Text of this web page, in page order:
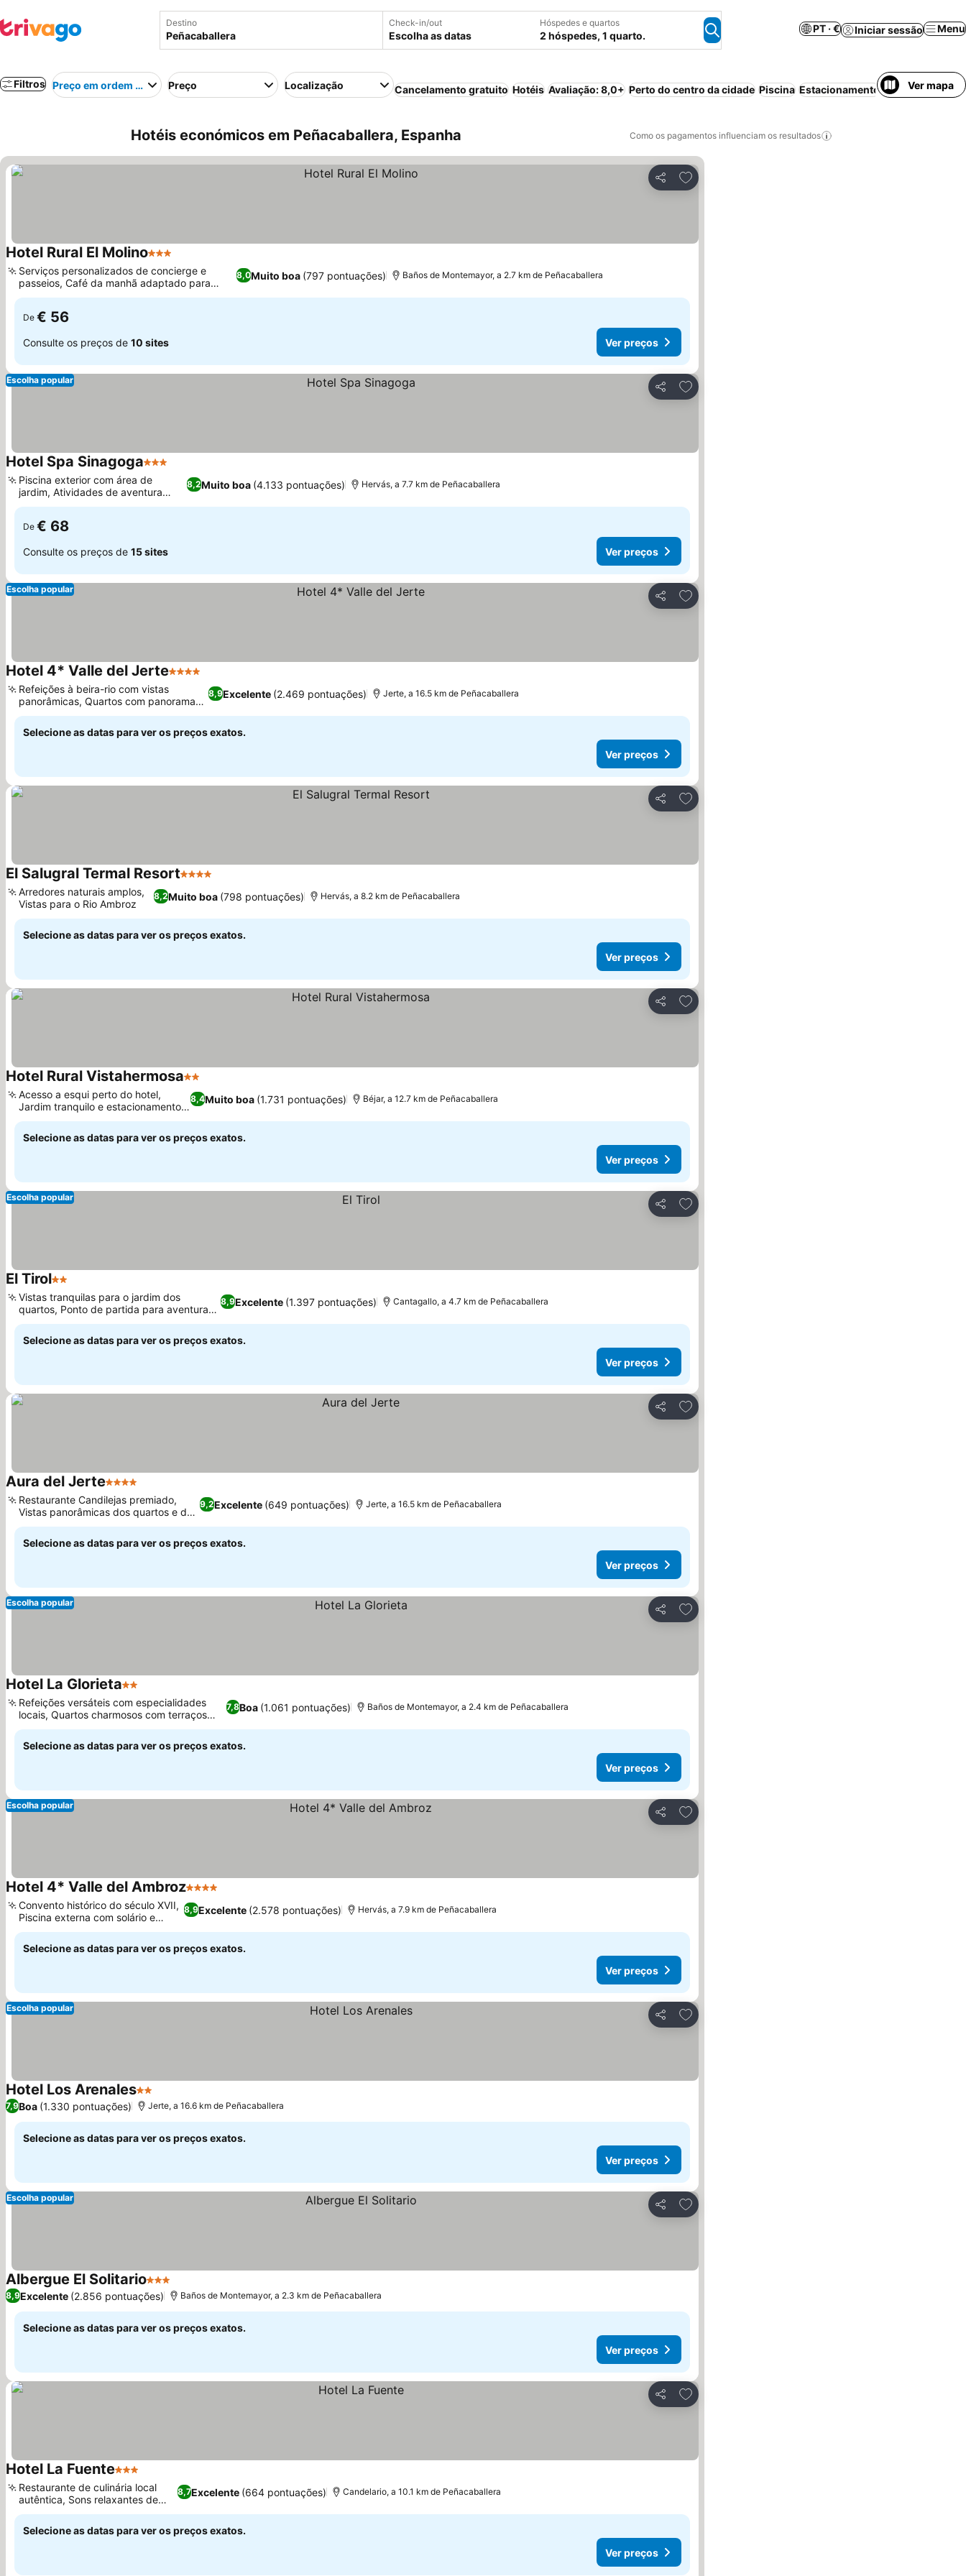
Destino Check-in/out
Escolha as datas
Hóspedes e quartos
2 hóspedes, 1 quarto.
PT · € Iniciar sessão Menu
Filtros Preço em ordem crescentePreço Localização Cancelamento gratuito Hotéis Avaliação: 8,0+ Perto do centro da cidade Piscina Estacionamento Aparthotel
Ver mapa
Hotéis económicos em Peñacaballera, Espanha Como os pagamentos influenciam os resultados
Partilhar
Adicionar aos favoritos
Hotel Rural El Molino3 Estrelas
8,0Muito boa (797 pontuações)
Serviços personalizados de concierge e
passeios, Café da manhã adaptado para
necessidades dietéticas
Baños de Montemayor, a 2.7 km de Peñacaballera
De € 56
Consulte os preços de 10 sites Ver preços
Partilhar
Adicionar aos favoritos
Escolha popular
Hotel Spa Sinagoga3 Estrelas
8,2Muito boa (4.133 pontuações)
Piscina exterior com área de
jardim, Atividades de aventura
organizadas
Hervás, a 7.7 km de Peñacaballera
De € 68
Consulte os preços de 15 sites Ver preços
Partilhar
Adicionar aos favoritos
Escolha popular
Hotel 4* Valle del Jerte4 Estrelas
8,9Excelente (2.469 pontuações)
Refeições à beira-rio com vistas
panorâmicas, Quartos com panoramas
do rio e do vale
Jerte, a 16.5 km de Peñacaballera
Selecione as datas para ver os preços exatos.
Ver preços
Partilhar
Adicionar aos favoritos
El Salugral Termal Resort4 Estrelas
8,2Muito boa (798 pontuações)
Arredores naturais amplos,
Vistas para o Rio Ambroz
Hervás, a 8.2 km de Peñacaballera
Selecione as datas para ver os preços exatos.
Ver preços
Partilhar
Adicionar aos favoritos
Hotel Rural Vistahermosa2 Estrelas
8,4Muito boa (1.731 pontuações)
Acesso a esqui perto do hotel,
Jardim tranquilo e estacionamento
privativo
Béjar, a 12.7 km de Peñacaballera
Selecione as datas para ver os preços exatos.
Ver preços
Partilhar
Adicionar aos favoritos
Escolha popular
El Tirol2 Estrelas
8,9Excelente (1.397 pontuações)
Vistas tranquilas para o jardim dos
quartos, Ponto de partida para aventuras
de esqui próximas
Cantagallo, a 4.7 km de Peñacaballera
Selecione as datas para ver os preços exatos.
Ver preços
Partilhar
Adicionar aos favoritos
Aura del Jerte4 Estrelas
9,2Excelente (649 pontuações)
Restaurante Candilejas premiado,
Vistas panorâmicas dos quartos e do
terraço
Jerte, a 16.5 km de Peñacaballera
Selecione as datas para ver os preços exatos.
Ver preços
Partilhar
Adicionar aos favoritos
Escolha popular
Hotel La Glorieta2 Estrelas
7,8Boa (1.061 pontuações)
Refeições versáteis com especialidades
locais, Quartos charmosos com terraços
privativos
Baños de Montemayor, a 2.4 km de Peñacaballera
Selecione as datas para ver os preços exatos.
Ver preços
Partilhar
Adicionar aos favoritos
Escolha popular
Hotel 4* Valle del Ambroz4 Estrelas
8,9Excelente (2.578 pontuações)
Convento histórico do século XVII,
Piscina externa com solário e
jardins
Hervás, a 7.9 km de Peñacaballera
Selecione as datas para ver os preços exatos.
Ver preços
Partilhar
Adicionar aos favoritos
Escolha popular
Hotel Los Arenales2 Estrelas
7,9Boa (1.330 pontuações) Jerte, a 16.6 km de Peñacaballera
Selecione as datas para ver os preços exatos.
Ver preços
Partilhar
Adicionar aos favoritos
Escolha popular
Albergue El Solitario3 EstrelasVer preços
8,9Excelente (2.856 pontuações) Baños de Montemayor, a 2.3 km de Peñacaballera
Selecione as datas para ver os preços exatos.
Ver preços
Partilhar
Adicionar aos favoritos
Hotel La Fuente3 Estrelas
8,7Excelente (664 pontuações)
Restaurante de culinária local
autêntica, Sons relaxantes de
fonte
Candelario, a 10.1 km de Peñacaballera
Selecione as datas para ver os preços exatos.
Ver preços